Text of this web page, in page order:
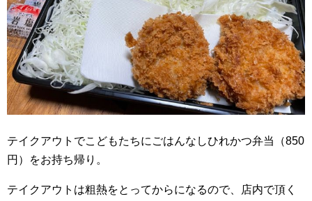
テイクアウトでこどもたちにごはんなしひれかつ弁当（850
円）をお持ち帰り。
テイクアウトは粗熱をとってからになるので、店内で頂く